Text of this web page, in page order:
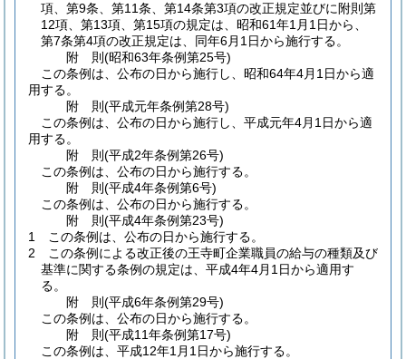
項、第9条、第11条、第14条第3項の改正規定並びに附則第
12項、第13項、第15項の規定は、昭和61年1月1日から、
第7条第4項の改正規定は、同年6月1日から施行する。
附 則(昭和63年条例第25号)
この条例は、公布の日から施行し、昭和64年4月1日から適
用する。
附 則(平成元年条例第28号)
この条例は、公布の日から施行し、平成元年4月1日から適
用する。
附 則(平成2年条例第26号)
この条例は、公布の日から施行する。
附 則(平成4年条例第6号)
この条例は、公布の日から施行する。
附 則(平成4年条例第23号)
1
この条例は、公布の日から施行する。
2
この条例による改正後の王寺町企業職員の給与の種類及び
基準に関する条例の規定は、平成4年4月1日から適用す
る。
附 則(平成6年条例第29号)
この条例は、公布の日から施行する。
附 則(平成11年条例第17号)
この条例は、平成12年1月1日から施行する。